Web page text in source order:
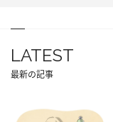
LATEST
最新の記事